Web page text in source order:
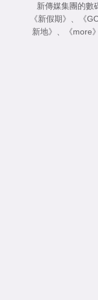
新傳媒集團的數
《新假期》
《
新地》
《more》